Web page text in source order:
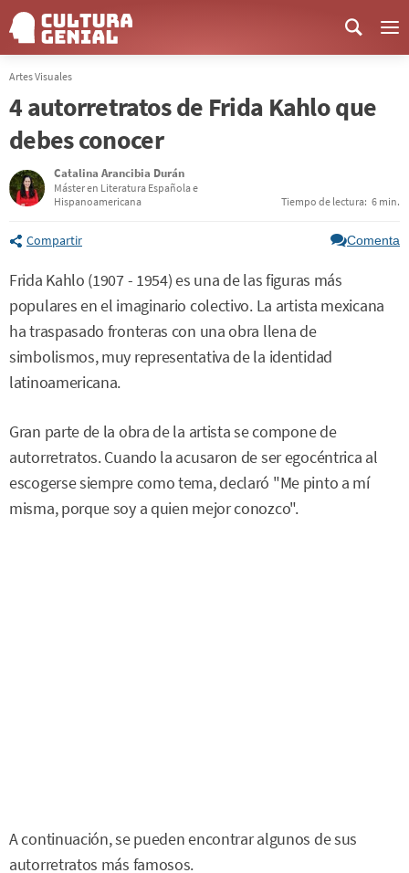
Artes Visuales
4 autorretratos de Frida Kahlo que
debes conocer
Catalina Arancibia Durán
Máster en Literatura Española e
Hispanoamericana
Tiempo de lectura: 6 min.
Compartir Comenta
Frida Kahlo (1907 - 1954) es una de las figuras más
populares en el imaginario colectivo. La artista mexicana
ha traspasado fronteras con una obra llena de
simbolismos, muy representativa de la identidad
latinoamericana.
Gran parte de la obra de la artista se compone de
autorretratos. Cuando la acusaron de ser egocéntrica al
escogerse siempre como tema, declaró "Me pinto a mí
misma, porque soy a quien mejor conozco".
A continuación, se pueden encontrar algunos de sus
autorretratos más famosos.